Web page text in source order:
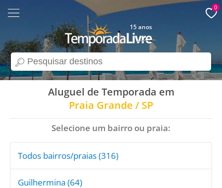
search
15 anos
0
Aluguel de Temporada em
Praia Grande / SP
Selecione um bairro ou praia:
Todos bairros/praias (316)
Guilhermina (64)